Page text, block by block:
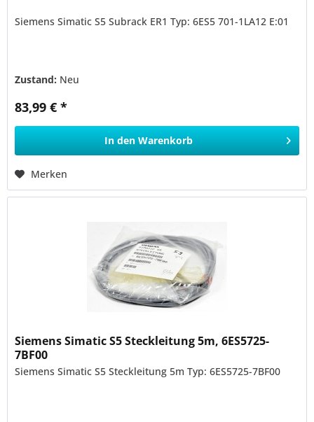
Siemens Simatic S5 Subrack ER1 Typ: 6ES5 701-1LA12 E:01
Zustand: Neu
83,99 € *
In den Warenkorb
Merken
Siemens Simatic S5 Steckleitung 5m, 6ES5725-
7BF00
Siemens Simatic S5 Steckleitung 5m Typ: 6ES5725-7BF00